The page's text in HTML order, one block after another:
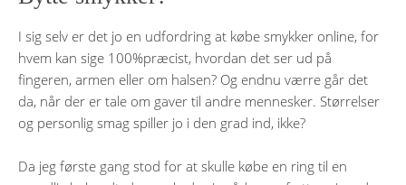
I sig selv er det jo en udfordring at købe smykker online, for
hvem kan sige 100%præcist, hvordan det ser ud på
fingeren, armen eller om halsen? Og endnu værre går det
da, når der er tale om gaver til andre mennesker. Størrelser
og personlig smag spiller jo i den grad ind, ikke?
Da jeg første gang stod for at skulle købe en ring til en